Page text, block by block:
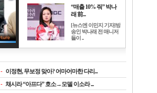
“매출 10% 줘” 박나
래 前...
[뉴스엔 이민지 기자]방
송인 박나래 전 매니저
들이 ..
- 이정현, 무보정 맞아? 어마어마한 다리...
- 채시라 “아프다” 호소→모델 이소라 ...